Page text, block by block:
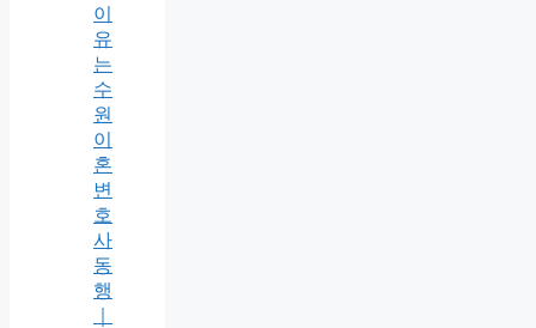
이
유
는
수
원
이
혼
변
호
사
동
행